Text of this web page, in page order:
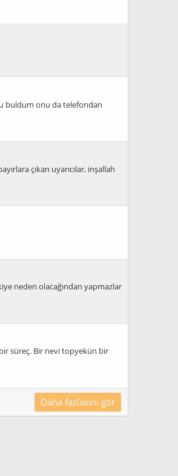
buldum onu da telefondan
çıkan uyarıcılar, inşallah
neden olacağından yapmazlar
süreç. Bir nevi topyekün bir
Daha fazlasını gör